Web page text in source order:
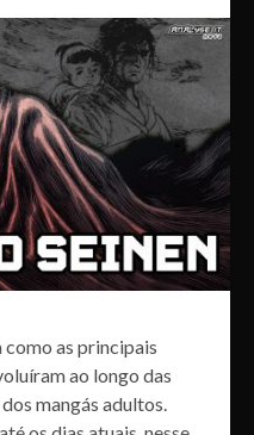
como as principais
ao longo das
mangás adultos.